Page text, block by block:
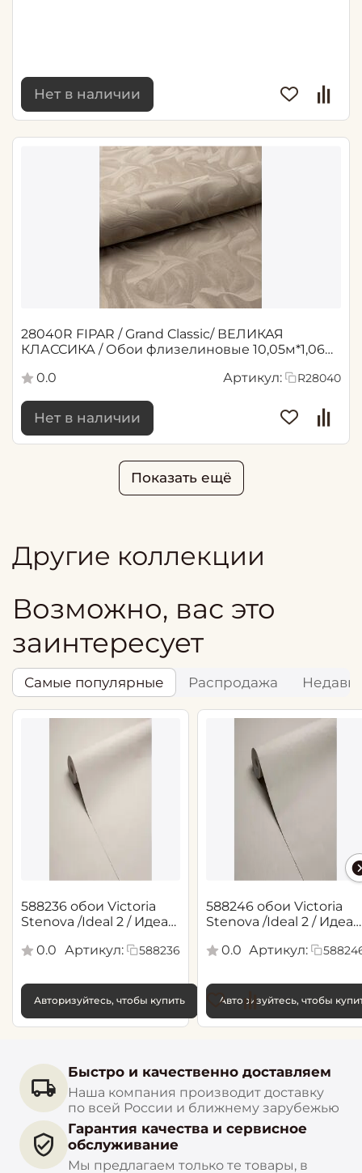
Нет в наличии
28040R FIPAR / Grand Classic/ ВЕЛИКАЯ
КЛАССИКА / Обои флизелиновые 10,05м*1,06м
0.0
Артикул: R28040
Нет в наличии
Показать ещё
Другие коллекции
Возможно, вас это
заинтересует
Самые популярные Распродажа
588236 обои Victoria
Stenova /Ideal 2 / Идеал
0.0
Артикул: 588236
Авторизуйтесь, чтобы купить
588246 обои Victoria
Stenova /Ideal 2 / Идеал
0.0 Артикул:
Авторизуйтесь, чтобы
Быстро и качественно доставляем
Наша компания производит доставку
по всей России и ближнему зарубежью
Гарантия качества и сервисное
обслуживание
Мы предлагаем только те товары, в